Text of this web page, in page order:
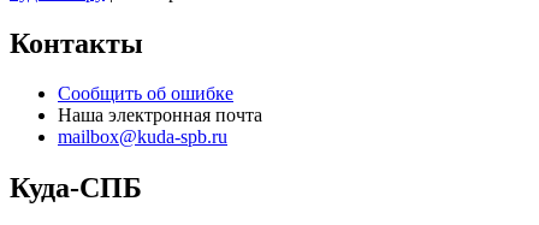
Контакты
Сообщить об ошибке
Наша электронная почта
mailbox@kuda-spb.ru
Куда-СПБ